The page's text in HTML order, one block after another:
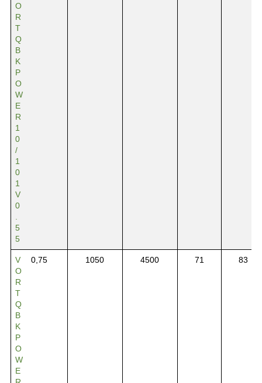
O
R
T
Q
B
K
P
O
W
E
R
1
0
/
1
0
1
V
0
5
5
V
O
R
T
Q
B
K
P
O
W
E
0,75 1050 4500 71 83